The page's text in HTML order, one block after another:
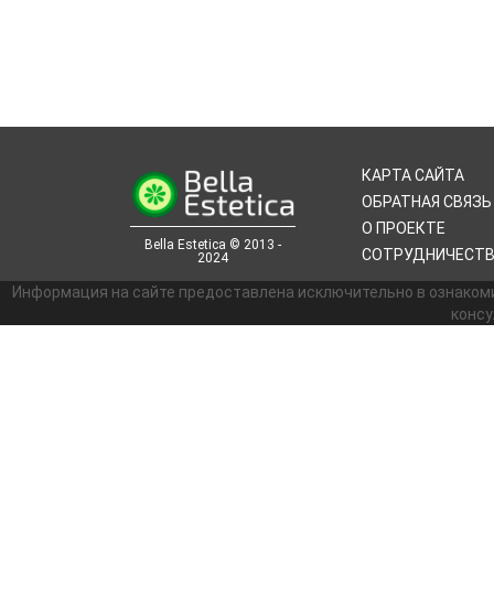
Bella Estetica © 2013 -
2024
КАРТА САЙТА
ОБРАТНАЯ СВЯЗЬ
О ПРОЕКТЕ
Информация на сайте предоставлена исключительно в